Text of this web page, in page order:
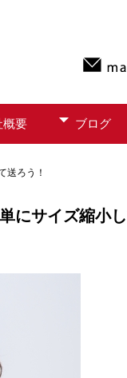
概要 ブログ
送ろう！
にサイズ縮小し